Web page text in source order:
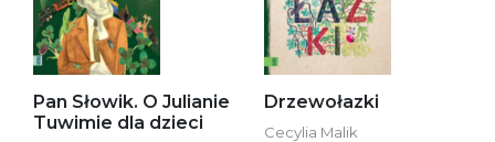
Pan Słowik. O Julianie
Tuwimie dla dzieci
Drzewołazki
Cecylia Malik